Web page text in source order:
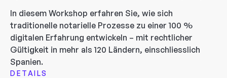
In diesem Workshop erfahren Sie, wie sich
traditionelle notarielle Prozesse zu einer 100 %
digitalen Erfahrung entwickeln – mit rechtlicher
Gültigkeit in mehr als 120 Ländern, einschliesslich
Spanien.
DETAILS